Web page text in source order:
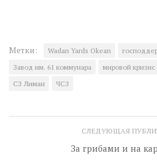
Метки: Wadan Yards Okean
Завод им. 61 коммунара
мировой кризис
СЗ Лиман
ЧСЗ
СЛЕДУЮЩАЯ
За грибами и на